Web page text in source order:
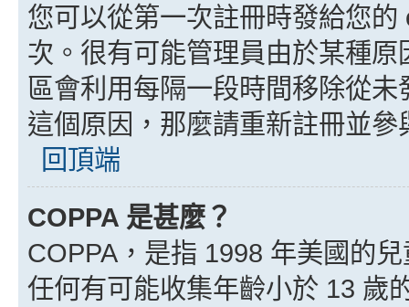
您可以從第一次註冊時發給您
次。很有可能管理員由於某種
區會利用每隔一段時間移除從
這個原因，那麼請重新註冊並參
回頂端
COPPA 是甚麼？
COPPA，是指 1998 年美國的
任何有可能收集年齡小於 13 歲